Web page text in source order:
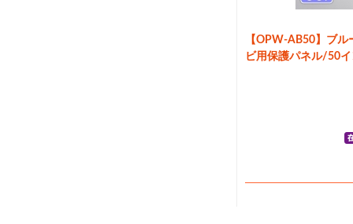
【OPW-AB50】ブ
ビ用保護パネル/50